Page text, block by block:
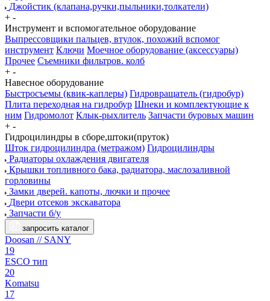
Джойстик (клапана,ручки,пыльники,толкатели)
+ -
Инструмент и вспомогательное оборудование
Выпрессовщики пальцев, втулок, похожий вспомог
инструмент Ключи Моечное оборудование (аксессуары)
Прочее Съемники фильтров. колб
+ -
Навесное оборудование
Быстросъемы (квик-каплеры) Гидровращатель (гидробур)
Плита переходная на гидробур Шнеки и комплектующие к
ним Гидромолот Клык-рыхлитель Запчасти буровых машин
+ -
Гидроцилиндры в сборе,штоки(пруток)
Шток гидроцилиндра (метражом) Гидроцилиндры
Радиаторы охлаждения двигателя
Крышки топливного бака, радиатора, маслозаливной
горловины
Замки дверей. капоты, лючки и прочее
Двери отсеков экскаватора
Запчасти б/у
запросить каталог
Doosan // SANY
19
ESCO тип
20
Komatsu
17